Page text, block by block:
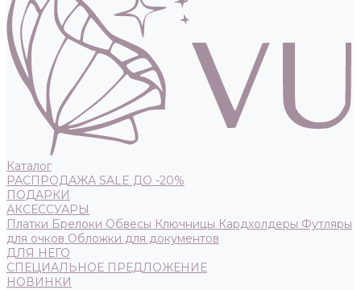
Каталог
РАСПРОДАЖА SALE ДО -20%
ПОДАРКИ
АКСЕССУАРЫ
Платки Брелоки Обвесы Ключницы Кардхолдеры Футляры
для очков Обложки для документов
ДЛЯ НЕГО
СПЕЦИАЛЬНОЕ ПРЕДЛОЖЕНИЕ
НОВИНКИ